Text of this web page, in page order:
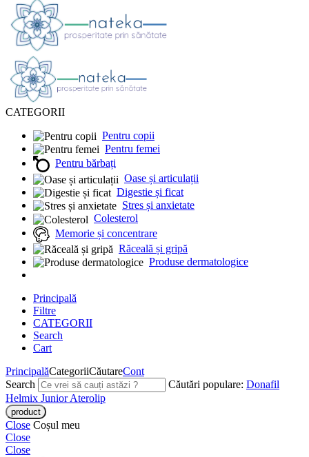
CATEGORII
Pentru copii
Pentru femei
Pentru bărbați
Oase și articulații
Digestie și ficat
Stres și anxietate
Colesterol
Memorie și concentrare
Răceală și gripă
Produse dermatologice
Principală
Filtre
CATEGORII
Search
Cart
PrincipalăCategoriiCăutareCont
Search
Căutări populare: Donafil
Helmix JuniorAterolip
Close Coșul meu
Close
Close